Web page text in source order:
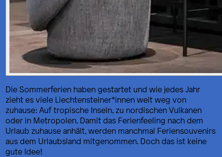
Die Sommerferien haben gestartet und wie jedes Jahr
zieht es viele Liechtensteiner*innen weit weg von
zuhause: Auf tropische Inseln, zu nordischen Vulkanen
oder in Metropolen. Damit das Ferienfeeling nach dem
Urlaub zuhause anhält, werden manchmal Feriensouvenirs
aus dem Urlaubsland mitgenommen. Doch das ist keine
gute Idee!